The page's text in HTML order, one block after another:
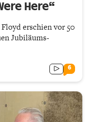
Here“
erschien vor 50
Jubiläums-
6